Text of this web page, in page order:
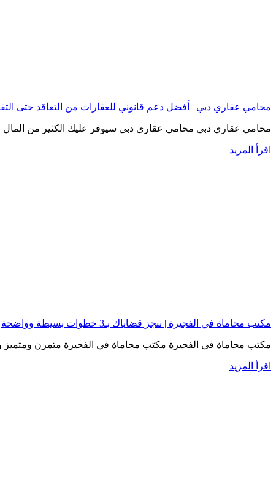
محامي عقاري دبي | أفضل دعم قانوني للعقارات من التعاقد حتى
محامي عقاري دبي محامي عقاري دبي سيوفر عليك الكثير من المال
اقرأ المزيد
مكتب محاماة في الفجيرة | ننجز قضاياك بـ3 خطوات بسيطة وواضحة
مكتب محاماة في الفجيرة مكتب محاماة في الفجيرة متمرن ومتميز
اقرأ المزيد